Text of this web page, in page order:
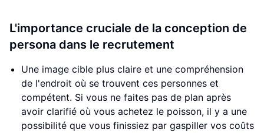
L'importance cruciale de la conception de
persona dans le recrutement
Une image cible plus claire et une compréhension
de l'endroit où se trouvent ces personnes et
compétent. Si vous ne faites pas de plan après
avoir clarifié où vous achetez le poisson, il y a une
possibilité que vous finissiez par gaspiller vos coûts